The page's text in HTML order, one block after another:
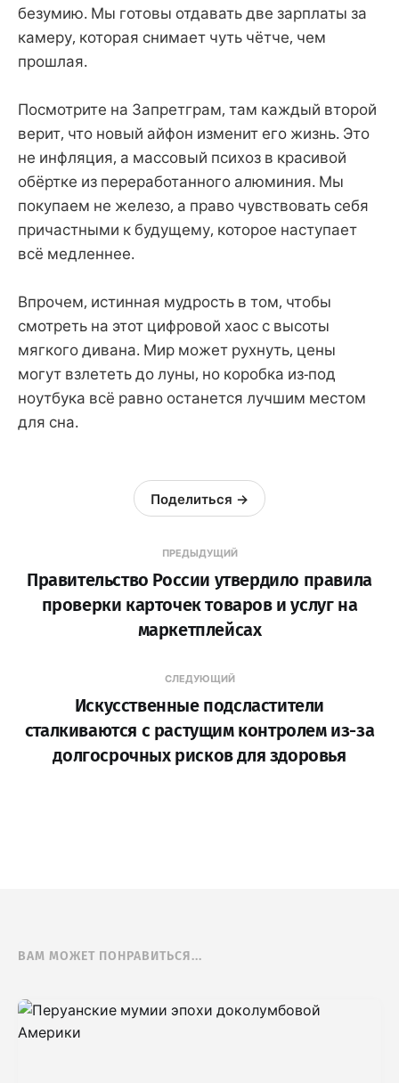
безумию. Мы готовы отдавать две зарплаты за
камеру, которая снимает чуть чётче, чем
прошлая.
Посмотрите на Запретграм, там каждый второй
верит, что новый айфон изменит его жизнь. Это
не инфляция, а массовый психоз в красивой
обёртке из переработанного алюминия. Мы
покупаем не железо, а право чувствовать себя
причастными к будущему, которое наступает
всё медленнее.
Впрочем, истинная мудрость в том, чтобы
смотреть на этот цифровой хаос с высоты
мягкого дивана. Мир может рухнуть, цены
могут взлететь до луны, но коробка из-под
ноутбука всё равно останется лучшим местом
для сна.
ПРЕДЫДУЩИЙ
Правительство России утвердило правила
проверки карточек товаров и услуг на
маркетплейсах
Поделиться →
СЛЕДУЮЩИЙ
Искусственные подсластители
сталкиваются с растущим контролем из-за
долгосрочных рисков для здоровья
ВАМ МОЖЕТ ПОНРАВИТЬСЯ...